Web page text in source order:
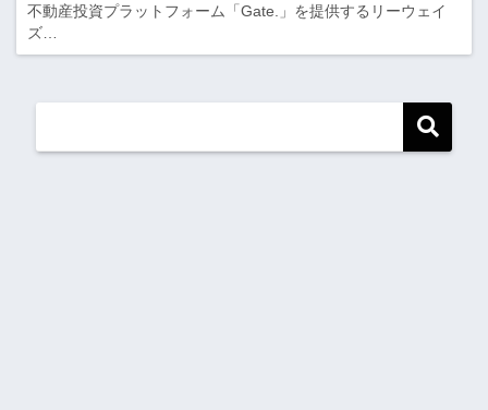
不動産投資プラットフォーム「Gate.」を提供するリーウェイ
ズ…